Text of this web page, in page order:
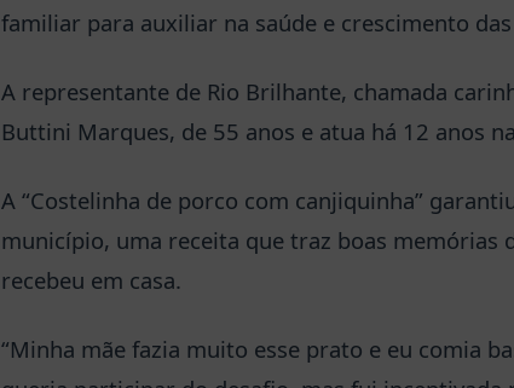
familiar para auxiliar na saúde e crescimento
A representante de Rio Brilhante, chamada
Buttini Marques, de 55 anos e atua há 12 anos
A “Costelinha de porco com canjiquinha”
município, uma receita que traz boas memórias
recebeu em casa.
“Minha mãe fazia muito esse prato e eu comia